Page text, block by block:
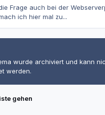
Frage auch bei der
ich hier mal zu...
wurde archiviert und kann
werden.
gehen